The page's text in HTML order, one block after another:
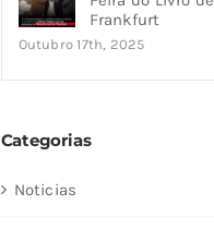
Frankfurt
Outubro 17th, 2025
Categorias
Noticias